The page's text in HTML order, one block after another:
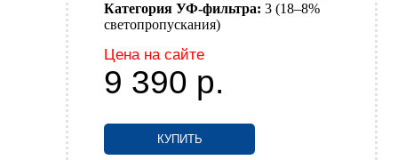
Категория УФ-фильтра: 3 (18–8%
светопропускания)
Цена на сайте
9 390 р.
КУПИТЬ